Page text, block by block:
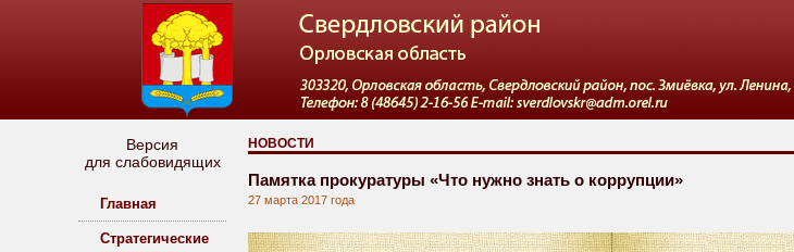
Версия
для слабовидящих
Главная
Стратегические
НОВОСТИ
Памятка прокуратуры «Что нужно знать о коррупции»
27 марта 2017 года